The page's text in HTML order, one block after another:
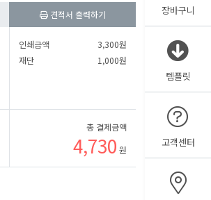
장바구니
템플릿
고객센터
견적서 출력하기
인쇄금액 3,300원
재단
1,000원
총 결제금액
4,730 원